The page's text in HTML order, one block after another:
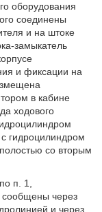
оборудования
соединены
и на штоке
замыкатель
и фиксации на
в кабине
ходового
гидроцилиндром
со вторым
п. 1,
сообщены через
и через